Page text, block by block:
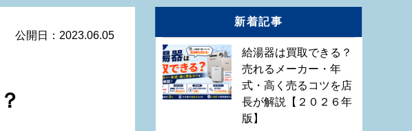
公開日：2023.06.05
新着記事
給湯器は買取できる？
売れるメーカー・年
式・高く売るコツを店
長が解説【２０２６年
版】